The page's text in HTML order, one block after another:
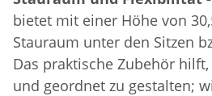
bietet mit einer Höhe von
Stauraum unter den Sitzen
Das praktische Zubehör
und geordnet zu gestalten;